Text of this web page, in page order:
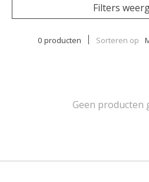
Filters
0 producten Sorteren op
Geen producten